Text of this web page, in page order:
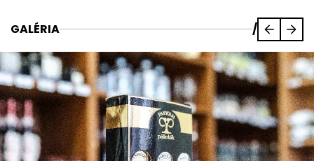
GALÉRIA /